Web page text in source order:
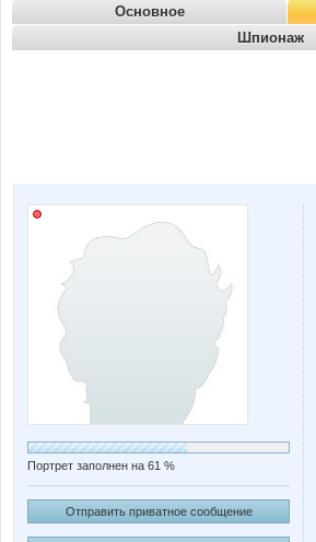
Основное
Шпионаж
Портрет заполнен на 61 %
Отправить приватное сообщение